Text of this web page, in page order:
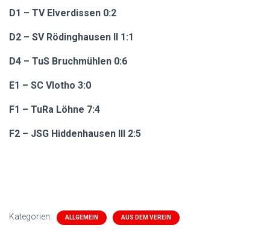
D1 – TV Elverdissen 0:2
D2 – SV Rödinghausen II 1:1
D4 – TuS Bruchmühlen 0:6
E1 – SC Vlotho 3:0
F1 – TuRa Löhne 7:4
F2 – JSG Hiddenhausen III 2:5
Kategorien: ALLGEMEIN AUS DEM VEREIN